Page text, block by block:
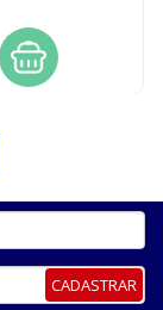
CADASTRAR